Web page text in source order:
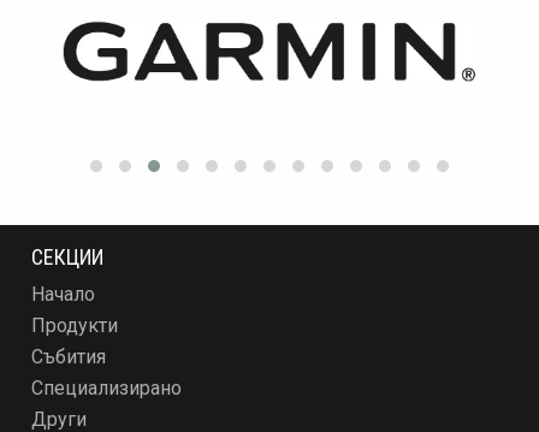
СЕКЦИИ
Начало
Продукти
Събития
Специализирано
Други